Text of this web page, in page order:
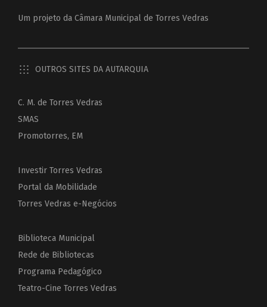
Um projeto da Câmara Municipal de Torres Vedras
OUTROS SITES DA AUTARQUIA
C. M. de Torres Vedras
SMAS
Promotorres, EM
Investir Torres Vedras
Portal da Mobilidade
Torres Vedras e-Negócios
Biblioteca Municipal
Rede de Bibliotecas
Programa Pedagógico
Teatro-Cine Torres Vedras